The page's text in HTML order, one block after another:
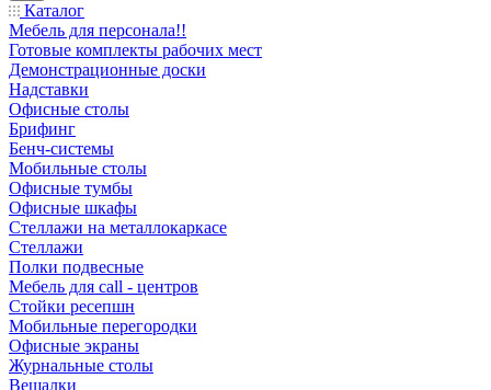
Каталог
Мебель для персонала!!
Готовые комплекты рабочих мест
Демонстрационные доски
Надставки
Офисные столы
Брифинг
Бенч-системы
Мобильные столы
Офисные тумбы
Офисные шкафы
Стеллажи на металлокаркасе
Стеллажи
Полки подвесные
Мебель для call - центров
Стойки ресепшн
Мобильные перегородки
Офисные экраны
Журнальные столы
Вешалки